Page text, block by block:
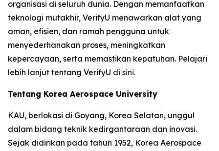
organisasi di seluruh dunia. Dengan memanfaatkan
teknologi mutakhir, VerifyU menawarkan alat yang
aman, efisien, dan ramah pengguna untuk
menyederhanakan proses, meningkatkan
kepercayaan, serta memastikan kepatuhan. Pelajari
lebih lanjut tentang VerifyU di sini.
Tentang Korea Aerospace University
KAU, berlokasi di Goyang, Korea Selatan, unggul
dalam bidang teknik kedirgantaraan dan inovasi.
Sejak didirikan pada tahun 1952, Korea Aerospace